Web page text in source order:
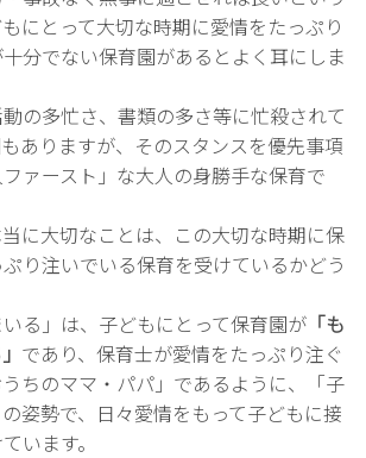
にとって大切な時期に愛情をたっぷり
分でない保育園があるとよく耳にしま
の多忙さ、書類の多さ等に忙殺されて
ありますが、そのスタンスを優先事項
ァースト」な大人の身勝手な保育で
に大切なことは、この大切な時期に保
り注いでいる保育を受けているかどう
いる」は、子どもにとって保育園が 「も
であり、保育士が愛情をたっぷり注ぐ
うちのママ・パパ」であるように、「子
姿勢で、日々愛情をもって子どもに接
います。